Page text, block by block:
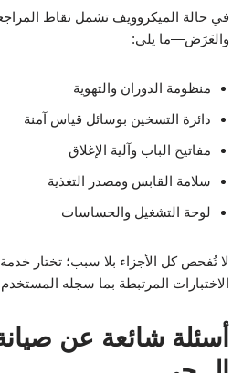
في حالة الميكروويف تشمل نقاط
والعَرَض—ما يلي:
منظومة الدوران والتهوية
دائرة التسخين بوسائل قياس آمنة
مفاتيح الباب وآلية الإغلاق
سلامة القابس ومصدر التغذية
لوحة التشغيل والحساسات
لا تُفحص كل الأجزاء بلا سبب؛ تختار خدمة
الاختبارات المرتبطة بما سجله المستخدم
أسئلة شائعة عن